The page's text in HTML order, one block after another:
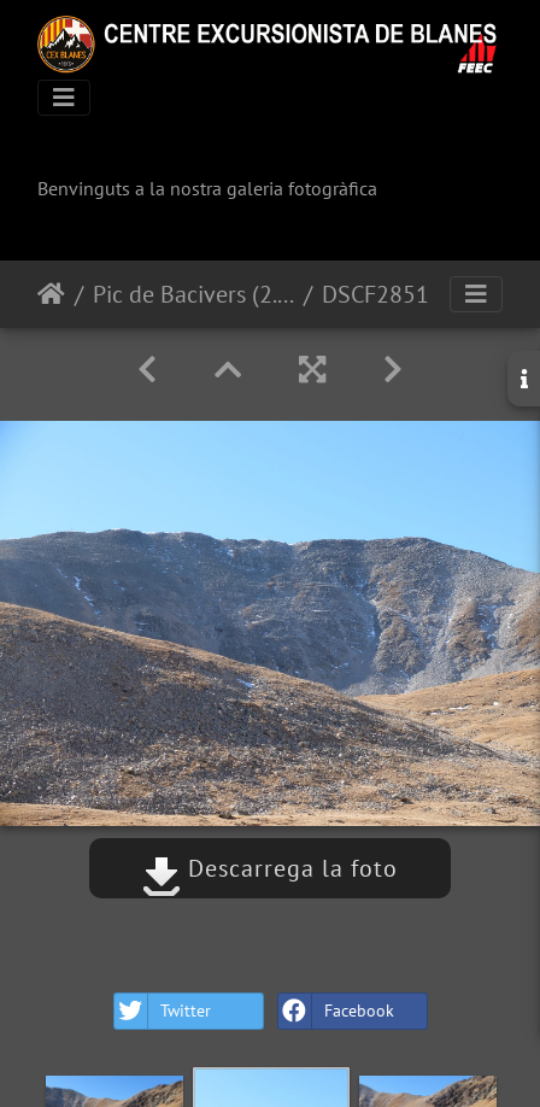
Benvinguts a la nostra galeria fotogràfica
Pic de Bacivers (2.845M) i Pic de Bas DSCF2851
Descarrega la foto
Twitter Facebook